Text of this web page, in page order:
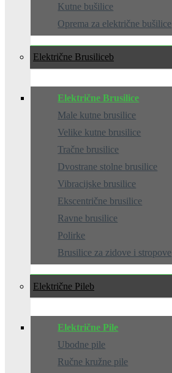
Kutne bušilice
Oprema za električne bušilice
Električne Brusilice
Električne Brusilice
Male kutne brusilice
Velike kutne brusilice
Tračne brusilice
Dvostrane stolne brusilice
Vibracijske brusilice
Ekscentrične brusilice
Ravne brusilice
Polirke
Brusilice za zidove i stropove
Električne Pile
Električne Pile
Ubodne pile
Ručne kružne pile